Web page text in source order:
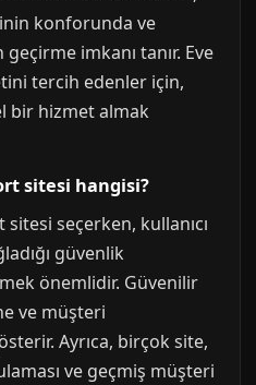
konforunda ve
imkanı tanır. Eve
tercih edenler için,
bir hizmet almak
sitesi hangisi?
seçerken, kullanıcı
güvenlik
önemlidir. Güvenilir
ve müşteri
Ayrıca, birçok site,
ve geçmiş müşteri